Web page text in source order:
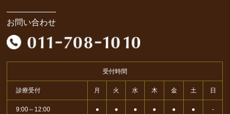
お問い合わせ
受付時間
診療受付 月 火 水 木 金 土 日
9:00～12:00 ● ● ● ● ● ● -